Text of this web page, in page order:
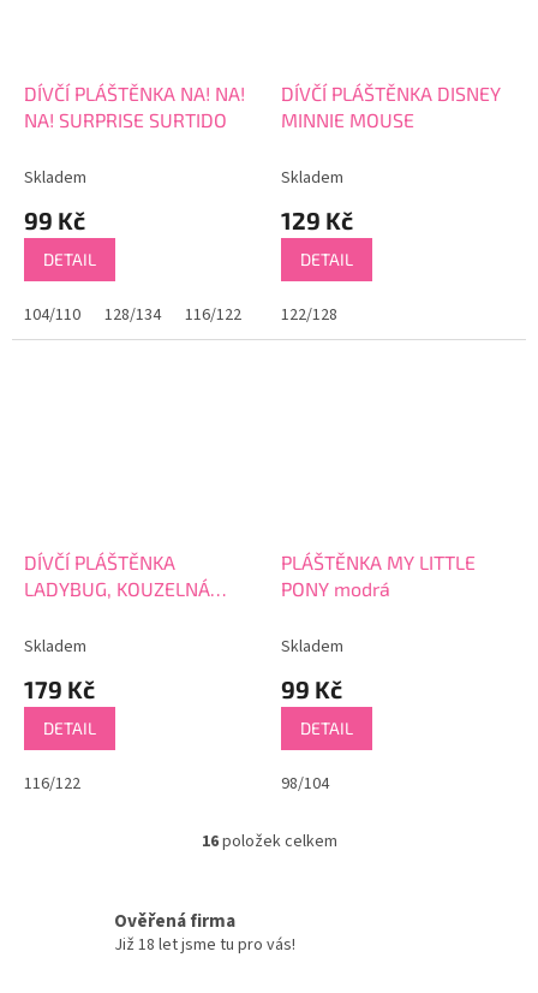
DÍVČÍ PLÁŠTĚNKA NA! NA!
NA! SURPRISE SURTIDO
Skladem
99 Kč
DETAIL
104/110 128/134 116/122
DÍVČÍ PLÁŠTĚNKA DISNEY
MINNIE MOUSE
Skladem
129 Kč
DETAIL
122/128
DÍVČÍ PLÁŠTĚNKA
LADYBUG, KOUZELNÁ
Skladem
179 Kč
DETAIL
116/122
PLÁŠTĚNKA MY LITTLE
PONY modrá
Skladem
99 Kč
DETAIL
98/104
O
d
16položek celkem
Ověřená firma
Již 18 let jsme tu pro vás!